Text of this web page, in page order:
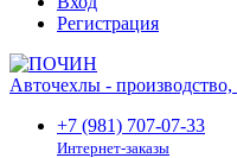
Регистрация
Авточехлы - производство,
+7 (981) 707-07-33
Интернет-заказы